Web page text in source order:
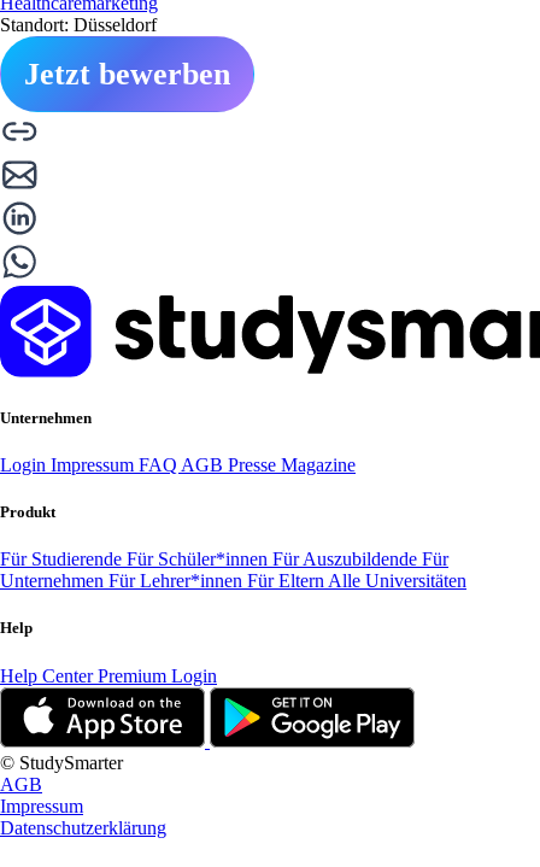
Standort: Düsseldorf
Jetzt bewerben
Unternehmen
Login Impressum FAQ AGB Presse Magazine
Produkt
Für Studierende Für Schüler*innen Für Auszubildende Für
Unternehmen Für Lehrer*innen Für Eltern Alle Universitäten
Help
Help CenterPremium Login
© StudySmarter
AGB
Impressum
Datenschutzerklärung